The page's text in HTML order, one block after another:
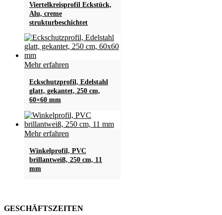
weist
mehrere
Varianten
Die
Optionen
auf
Produktseite
gewählt
werden
Viertelkreisprofil Eckstück,
Alu, creme
strukturbeschichtet
Mehr erfahren
Eckschutzprofil, Edelstahl
glatt, gekantet, 250 cm,
60×60 mm
Mehr erfahren
Winkelprofil, PVC
brillantweiß, 250 cm, 11
mm
GESCHÄFTSZEITEN